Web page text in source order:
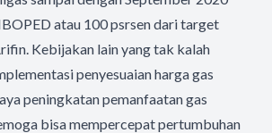
atau 100 psrsen dari target
Kebijakan lain yang tak kalah
penyesuaian harga gas
peningkatan pemanfaatan gas
bisa mempercepat pertumbuhan